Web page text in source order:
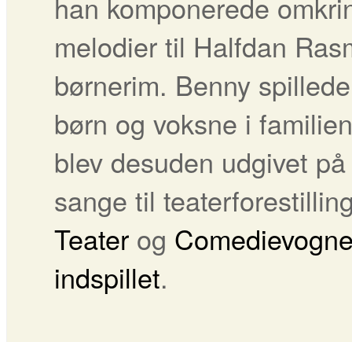
melodier til Halfdan
børnerim. Benny
børn og voksne i
blev desuden udgivet
sange til
Teater og
indspillet.